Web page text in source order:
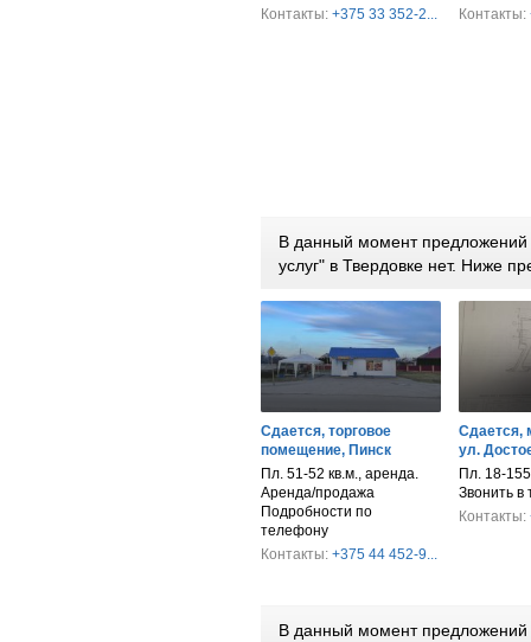
Контакты: +375 33 352-2...
Контакты:
В данный момент
услуг" в Твердовке нет. Ниже
Сдается, торговое
помещение, Пинск
Пл. 51-52 кв.м., аренда.
Аренда/продажа
Подробности по
телефону
Контакты: +375 44 452-9...
Сдается,
ул.
Пл. 18-
Звонить в
Контакты:
В данный момент